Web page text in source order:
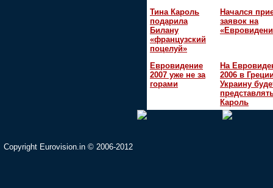
Тина Кароль
подарила
Билану
«французский
поцелуй»
Начался
заявок на
Евровидение
2007 уже не за
горами
На
2006 в
Украину
Кароль
Copyright Eurovision.in © 2006-2012